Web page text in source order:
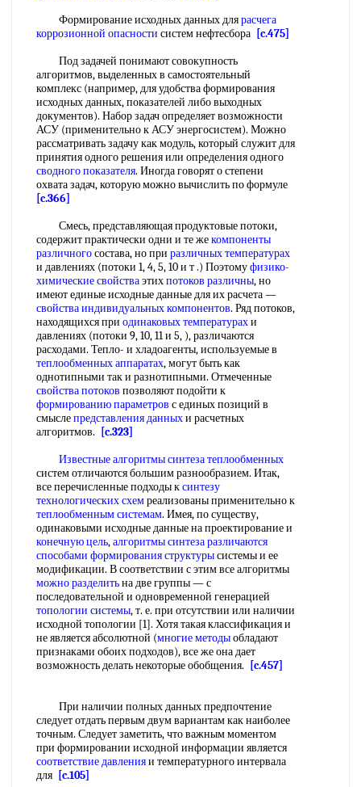
Формирование исходных данных длярасчега
коррозионной опасности систем нефтесбора [c.475]
Под задачей понимают совокупность
алгоритмов, выделенных в самостоятельный
комплекс (например, для удобства формирования
исходных данных, показателей либо выходных
документов). Набор задач определяет возможности
АСУ (применительно к АСУ энергосистем). Можно
рассматривать задачу как модуль, который служит для
принятия одного решения или определения одного
сводного показателя. Иногда говорят о степени
охвата задач, которую можно вычислить по формуле
[c.366]
Смесь, представляющая продуктовые потоки,
содержит практически одни и те жекомпоненты
различногосостава, но при различных температурах
и давлениях (потоки 1, 4, 5, 10 и т .) Поэтомуфизико-
химические свойстваэтихпотоков различны, но
имеют единые исходные данные для их расчета —
свойства индивидуальных компонентов. Ряд потоков,
находящихся при одинаковых температурахи
давлениях (потоки 9, 10, 11 и 5, ), различаются
расходами. Тепло- и хладоагенты, используемые в
теплообменных аппаратах, могут быть как
однотипными так и разнотипными. Отмеченные
свойства потоков позволяют подойти к
формированию параметров с единых позиций в
смыслепредставления данныхи расчетных
алгоритмов.
[c.323]
Известные алгоритмысинтеза теплообменных
систем отличаются большим разнообразием. Итак,
все перечисленные подходы ксинтезу
технологических схемреализованы применительно к
теплообменным системам. Имея, по существу,
одинаковыми исходные данные на проектирование и
конечную цель,алгоритмы синтезаразличаются
способами формирования структурысистемы и ее
модификации. В соответствии с этим все алгоритмы
можно разделитьна две группы — с
последовательной и одновременной генерацией
топологии системы, т. е. при отсутствии или наличии
исходной топологии [1]. Хотя такая классификация и
не является абсолютной (многие методыобладают
признаками обоих подходов), все же она дает
возможность делать некоторые обобщения.
[c.457]
При наличии полных данных предпочтение
следует отдать первым двум вариантам как наиболее
точным. Следует заметить, что важным моментом
при формировании исходной информации является
соответствие давленияи температурного интервала
для [c.105]